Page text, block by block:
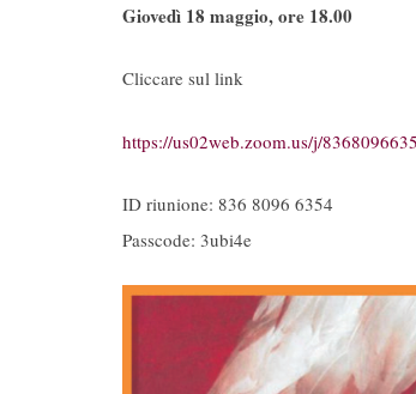
Giovedì 18 maggio,ore 18.00
Cliccare sul link
https://us02web.zoom.us/j/
ID riunione: 836 8096 6354
Passcode: 3ubi4e